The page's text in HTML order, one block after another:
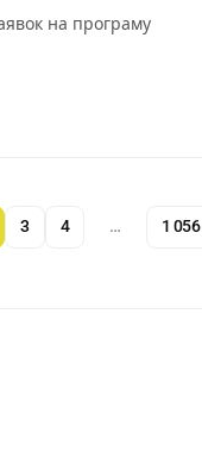
на програму
3 4 … 1 056